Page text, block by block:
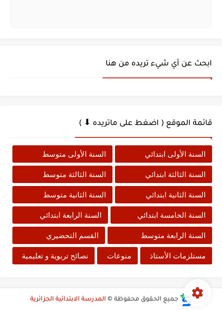
ابحث عن أي شيء تريده من هنا
قائمة الموقع ( اضغط على ماتريده ⬇ )
السنة الأولى ابتدائي السنة الأولى متوسط
السنة الثالثة ابتدائي السنة الثالثة متوسط
السنة الثانية ابتدائي السنة الثانية متوسط
السنة الخامسة ابتدائي السنة الرابعة ابتدائي
السنة الرابعة متوسط القسم التحضيري
مستلزمات الأستاذ منوعات نصائح تربوية و تعليمية
جميع الحقوق محفوظة © المدرسة الابتدائية الجزائرية